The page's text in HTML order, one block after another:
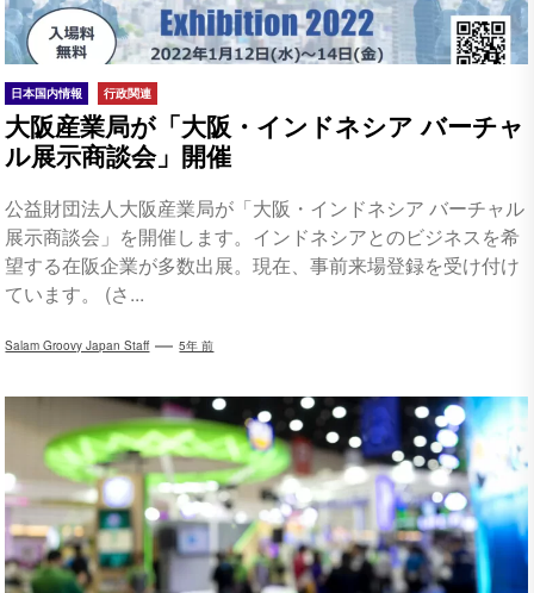
日本国内情報 行政関連
大阪産業局が「大阪・インドネシア バーチャ
ル展示商談会」開催
公益財団法人大阪産業局が「大阪・インドネシア バーチャル
展示商談会」を開催します。インドネシアとのビジネスを希
望する在阪企業が多数出展。現在、事前来場登録を受け付け
ています。 (さ...
Salam Groovy Japan Staff 5年 前